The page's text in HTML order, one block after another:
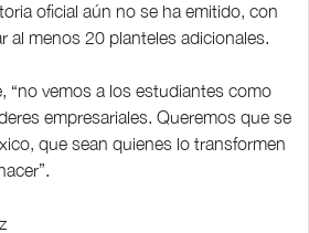
oficial aún no se ha emitido, con
al menos 20 planteles adicionales.
“no vemos a los estudiantes como
empresariales. Queremos que se
que sean quienes lo transformen